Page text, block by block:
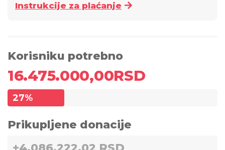
Instrukcije za plaćanje
Korisniku potrebno
16.475.000,00RSD
27%
Prikupljene donacije